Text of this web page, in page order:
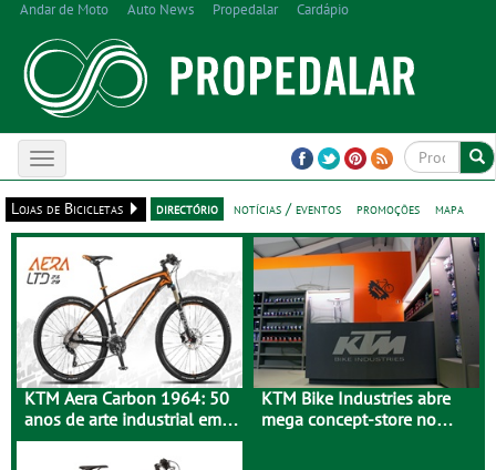
Andar de Moto Auto News Propedalar Cardápio
Toggle
navigation
Lojas de Bicicletas
directório notícias / eventos promoções mapa
KTM Aera Carbon 1964: 50
anos de arte industrial em
carbono
KTM Bike Industries abre
mega concept-store no